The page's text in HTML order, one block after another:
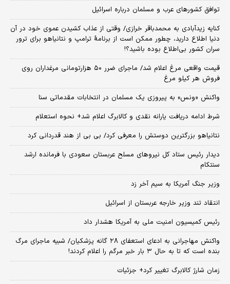
توافق کشورهای عرب و مسلمان درباره اسرائیل
کنایه زیدآبادی به محمدباقر خرازی/ وقتی از عذاب کشیدن عموی خود در آن
دنیا اطلاع دارید، چطور ممکن است از برنامهٔ ترامپ و نتانیاهو برای ترور
سران کشور بی‌اطلاع بوده باشید؟!
قیمت واقعی مرغ اعلام شد/ ماجرای ضرر ۵۰ هزارتومانی مرغداران روی
فروش هر کیلو مرغ
واکنش «ونس» به پیروزی یک مسلمان در انتخابات مقدماتی سنا
شرط ادامه دریافت یارانه نقدی و کالابرگ اعلام شد+ نحوه استعلام
نتانیاهو بزرگترین دوستش را معرفی کرد/ بی بی از هند قدردانی کرد
دیدار رئیس ستاد کل نیروهای مسلح عربستان سعودی با فرمانده ارشد
سنتکام
وزیر جنگ آمریکا به سیم آخر زد
انتقاد تند وزیر خارجه عربستان از اسرائیل
رئیس کمیسیون امنیت ملی به آمریکا هشدار داد
واکنش مهاجرانی به ادعای استعفای ۲۸ گانه پزشکیان/ شبیه ماجرای مرگ
بنده است که تا به حال ۳ بار خبر مرگم را اعلام کردند!
زمان شارژ کالابرگ تغییر کرد+ جزئیات